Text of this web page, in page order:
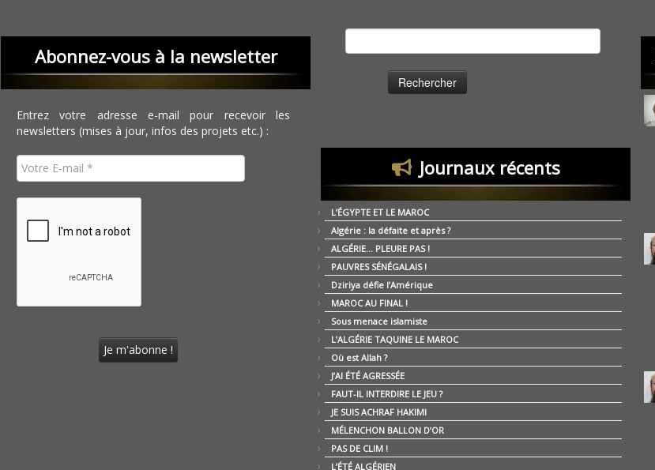
Abonnez-vous à la newsletter
Entrez votre adresse e-mail pour recevoir les
newsletters (mises à jour, infos des projets etc.) :
Journaux récents
L’ÉGYPTE ET LE MAROC
Algérie : la défaite et après ?
ALGÉRIE… PLEURE PAS !
PAUVRES SÉNÉGALAIS !
Dziriya défie l’Amérique
MAROC AU FINAL !
Sous menace islamiste
L’ALGÉRIE TAQUINE LE MAROC
Où est Allah ?
J’AI ÉTÉ AGRESSÉE
FAUT-IL INTERDIRE LE JEU ?
JE SUIS ACHRAF HAKIMI
MÉLENCHON BALLON D’OR
PAS DE CLIM !
L’ÉTÉ ALGÉRIEN